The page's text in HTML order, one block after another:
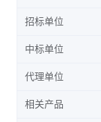
招标单位
中标单位
代理单位
相关产品